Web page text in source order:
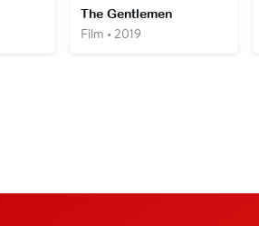
The Gentlemen
Film • 2019